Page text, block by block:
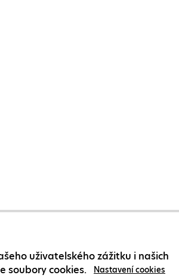
uživatelského zážitku i našich
soubory cookies.
Nastavení cookies